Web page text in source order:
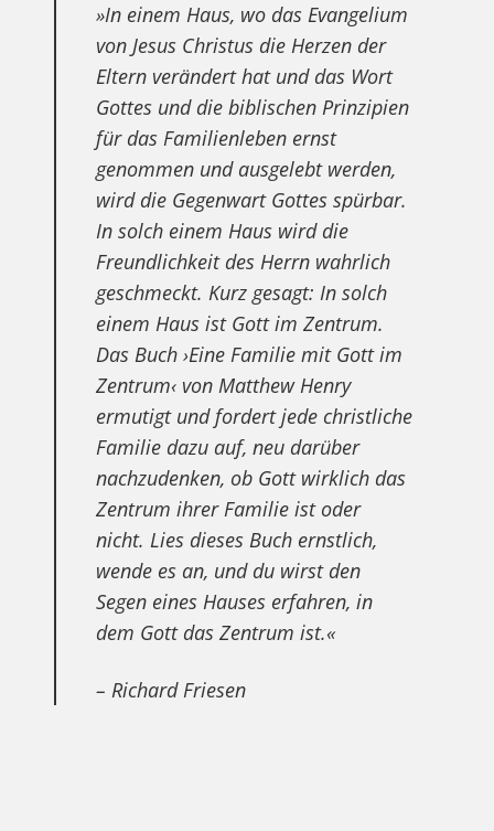
»In einem Haus, wo das Evangelium
von Jesus Christus die Herzen der
Eltern verändert hat und das Wort
Gottes und die biblischen Prinzipien
für das Familienleben ernst
genommen und ausgelebt werden,
wird die Gegenwart Gottes spürbar.
In solch einem Haus wird die
Freundlichkeit des Herrn wahrlich
geschmeckt. Kurz gesagt: In solch
einem Haus ist Gott im Zentrum.
Das Buch ›Eine Familie mit Gott im
Zentrum‹ von Matthew Henry
ermutigt und fordert jede christliche
Familie dazu auf, neu darüber
nachzudenken, ob Gott wirklich das
Zentrum ihrer Familie ist oder
nicht. Lies dieses Buch ernstlich,
wende es an, und du wirst den
Segen eines Hauses erfahren, in
dem Gott das Zentrum ist.«
– Richard Friesen